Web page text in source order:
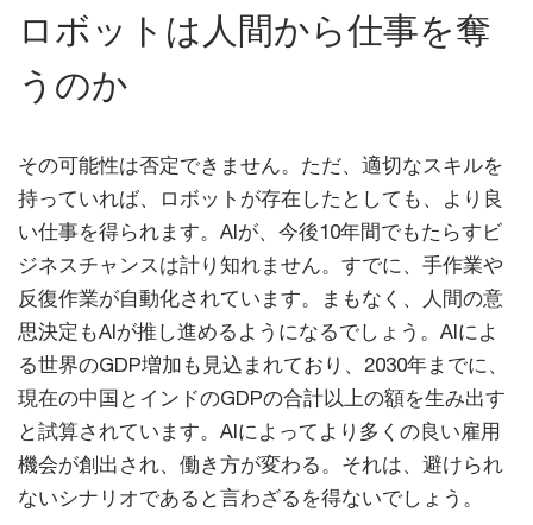
ロボットは人間から仕事を奪
うのか
その可能性は否定できません。ただ、適切なスキルを
持っていれば、ロボットが存在したとしても、より良
い仕事を得られます。AIが、今後10年間でもたらすビ
ジネスチャンスは計り知れません。すでに、手作業や
反復作業が自動化されています。まもなく、人間の意
思決定もAIが推し進めるようになるでしょう。AIによ
る世界のGDP増加も見込まれており、2030年までに、
現在の中国とインドのGDPの合計以上の額を生み出す
と試算されています。AIによってより多くの良い雇用
機会が創出され、働き方が変わる。それは、避けられ
ないシナリオであると言わざるを得ないでしょう。